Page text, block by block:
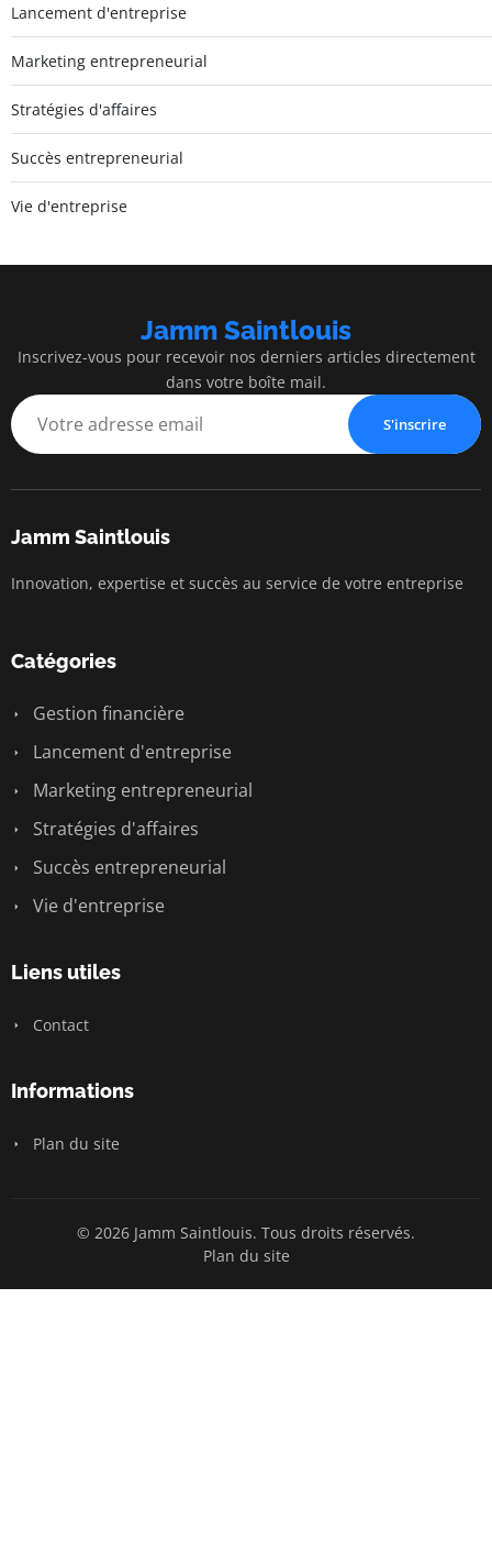
Lancement d'entreprise
Marketing entrepreneurial
Stratégies d'affaires
Succès entrepreneurial
Vie d'entreprise
Jamm Saintlouis
Inscrivez-vous pour recevoir nos derniers articles directement
dans votre boîte mail.
S'inscrire
Jamm Saintlouis
Innovation, expertise et succès au service de votre entreprise
Catégories
Gestion financière
Lancement d'entreprise
Marketing entrepreneurial
Stratégies d'affaires
Succès entrepreneurial
Vie d'entreprise
Liens utiles
Contact
Informations
Plan du site
© 2026 Jamm Saintlouis. Tous droits réservés.
Plan du site